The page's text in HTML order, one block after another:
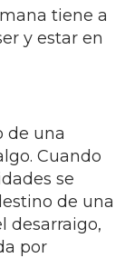
tiene a
y estar en
de una
Cuando
se
de una
desarraigo,
por